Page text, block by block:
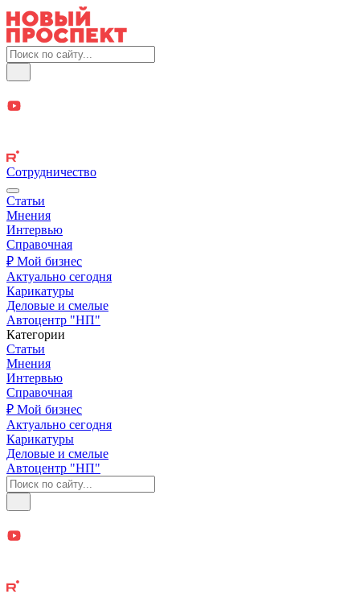
Сотрудничество
Статьи
Мнения
Интервью
Справочная
₽ Мой бизнес
Актуально сегодня
Карикатуры
Деловые и смелые
Автоцентр "НП"
Категории
Статьи
Мнения
Интервью
Справочная
₽ Мой бизнес
Актуально сегодня
Карикатуры
Деловые и смелые
Автоцентр "НП"